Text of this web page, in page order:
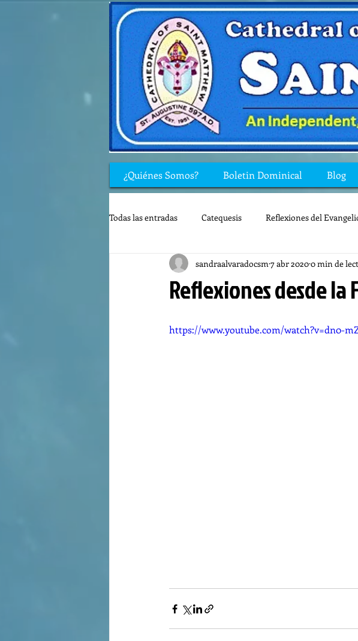
¿Quiénes Somos? Boletin Dominical Blog
Todas las entradas Catequesis Reflexiones del
Rincón de los niños Biblia Mis preguntas de la
Reflexiones desde la
sandraalvaradocsm 7 abr 20200 min de
https://www.youtube.com/watch?v=dn0-